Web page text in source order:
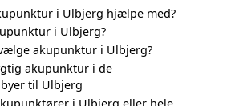
i Ulbjerg hjælpe med?
i Ulbjerg?
akupunktur i Ulbjerg?
akupunktur i de
til Ulbjerg